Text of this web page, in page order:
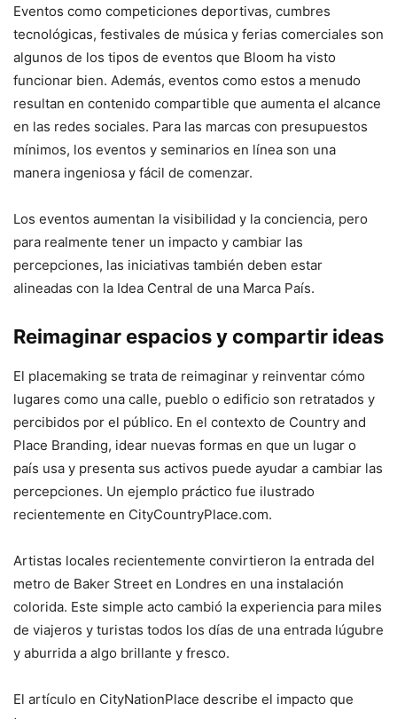
Eventos como competiciones deportivas, cumbres
tecnológicas, festivales de música y ferias comerciales son
algunos de los tipos de eventos que Bloom ha visto
funcionar bien. Además, eventos como estos a menudo
resultan en contenido compartible que aumenta el alcance
en las redes sociales. Para las marcas con presupuestos
mínimos, los eventos y seminarios en línea son una
manera ingeniosa y fácil de comenzar.
Los eventos aumentan la visibilidad y la conciencia, pero
para realmente tener un impacto y cambiar las
percepciones, las iniciativas también deben estar
alineadas con la Idea Central de una Marca País.
Reimaginar espacios y compartir ideas
El placemaking se trata de reimaginar y reinventar cómo
lugares como una calle, pueblo o edificio son retratados y
percibidos por el público. En el contexto de Country and
Place Branding, idear nuevas formas en que un lugar o
país usa y presenta sus activos puede ayudar a cambiar las
percepciones. Un ejemplo práctico fue ilustrado
recientemente en CityCountryPlace.com.
Artistas locales recientemente convirtieron la entrada del
metro de Baker Street en Londres en una instalación
colorida. Este simple acto cambió la experiencia para miles
de viajeros y turistas todos los días de una entrada lúgubre
y aburrida a algo brillante y fresco.
El artículo en CityNationPlace describe el impacto que